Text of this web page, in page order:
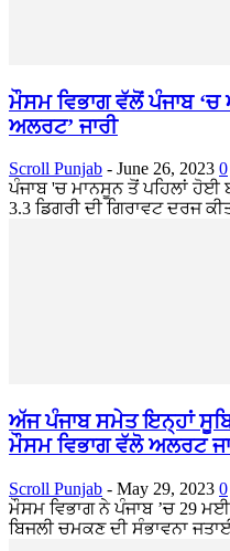
ਮੌਸਮ ਵਿਭਾਗ ਵੱਲੋਂ ਪੰਜਾਬ
ਅਲਰਟ’ ਜਾਰੀ
Scroll Punjab - June 26, 2023 0
ਪੰਜਾਬ 'ਚ ਮਾਨਸੂਨ ਤੋਂ ਪਹਿਲਾਂ ਹੋਈ
3.3 ਡਿਗਰੀ ਦੀ ਗਿਰਾਵਟ ਦਰਜ
ਅੱਜ ਪੰਜਾਬ ਸਮੇਤ ਇਨ੍ਹਾਂ
ਮੌਸਮ ਵਿਭਾਗ ਵੱਲੋ ਅਲਰਟ
Scroll Punjab - May 29, 2023 0
ਮੌਸਮ ਵਿਭਾਗ ਨੇ ਪੰਜਾਬ ’ਚ 29
ਬਿਜਲੀ ਚਮਕਣ ਦੀ ਸੰਭਾਵਨਾ